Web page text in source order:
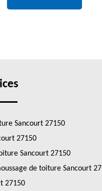
Sancourt 27150
27150
Sancourt 27150
de toiture Sancourt
27150